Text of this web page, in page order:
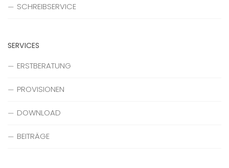
SCHREIBSERVICE
SERVICES
ERSTBERATUNG
PROVISIONEN
DOWNLOAD
BEITRÄGE